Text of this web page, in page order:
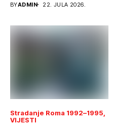
BYADMIN 22. JULA 2026.
Stradanje Roma 1992–1995
VIJESTI